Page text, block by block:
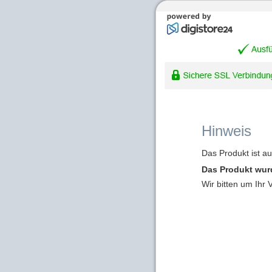
Hinweis
Das Produkt ist
Das Produkt
Wir bitten um Ihr